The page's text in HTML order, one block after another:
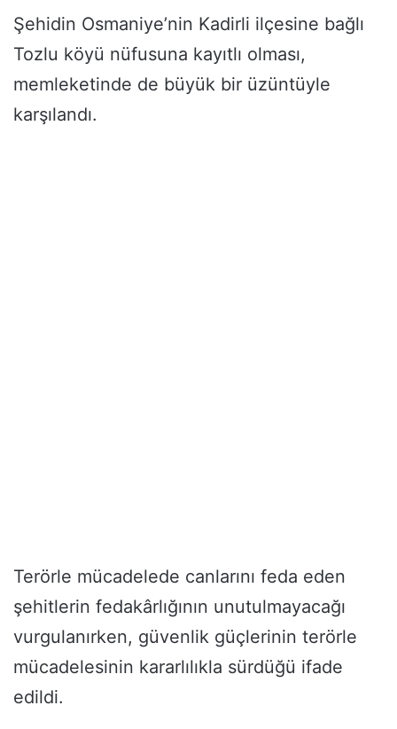
Şehidin Osmaniye’nin Kadirli ilçesine bağlı
Tozlu köyü nüfusuna kayıtlı olması,
memleketinde de büyük bir üzüntüyle
karşılandı.
Terörle mücadelede canlarını feda eden
şehitlerin fedakârlığının unutulmayacağı
vurgulanırken, güvenlik güçlerinin terörle
mücadelesinin kararlılıkla sürdüğü ifade
edildi.